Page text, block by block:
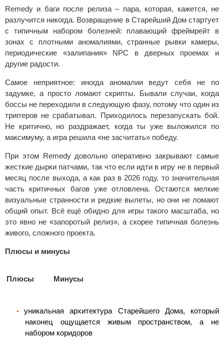
Remedy и баги после релиза – пара, которая, кажется, не
разлучится никогда. Возвращение в Старейший Дом стартует
с типичным набором болезней: плавающий фреймрейт в
зонах с плотными аномалиями, странные рывки камеры,
периодические «залипания» NPC в дверных проемах и
другие радости.
Самое неприятное: иногда аномалии ведут себя не по
задумке, а просто ломают скрипты. Бывали случаи, когда
боссы не переходили в следующую фазу, потому что один из
триггеров не срабатывал. Приходилось перезапускать бой.
Не критично, но раздражает, когда ты уже выложился по
максимуму, а игра решила «не засчитать» победу.
При этом Remedy довольно оперативно закрывают самые
жесткие дырки патчами, так что если идти в игру не в первый
месяц после выхода, а как раз в 2026 году, то значительная
часть критичных багов уже отловлена. Остаются мелкие
визуальные странности и редкие вылеты, но они не ломают
общий опыт. Всё ещё обидно для игры такого масштаба, но
это явно не «запоротый релиз», а скорее типичная болезнь
живого, сложного проекта.
Плюсы и минусы
Плюсы Минусы
уникальная архитектура Старейшего Дома, который
наконец ощущается живым пространством, а не
набором коридоров